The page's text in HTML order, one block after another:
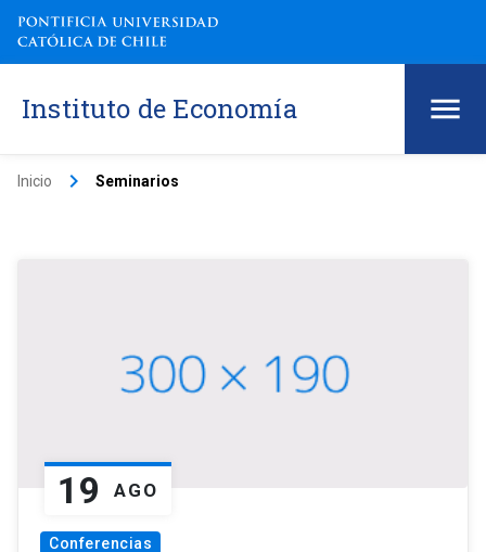
Instituto de Economía
Inicio keyboard_arrow_right Seminarios
19 AGO
Conferencias